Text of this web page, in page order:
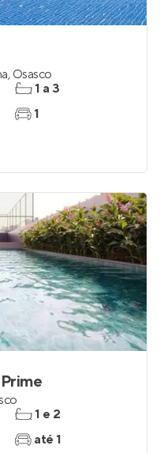
, Osasco
1 a 3
1
1 e 2
até 1